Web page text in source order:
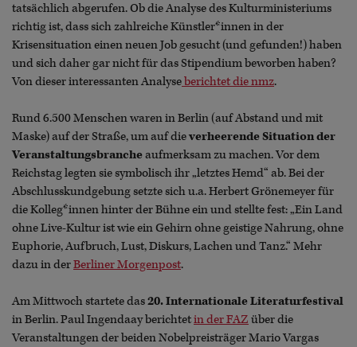
tatsächlich abgerufen. Ob die Analyse des Kulturministeriums
richtig ist, dass sich zahlreiche Künstler*innen in der
Krisensituation einen neuen Job gesucht (und gefunden!) haben
und sich daher gar nicht für das Stipendium beworben haben?
Von dieser interessanten Analyseberichtet die nmz.
Rund 6.500 Menschen waren in Berlin (auf Abstand und mit
Maske) auf der Straße, um auf dieverheerende Situation der
Veranstaltungsbrancheaufmerksam zu machen. Vor dem
Reichstag legten sie symbolisch ihr „letztes Hemd“ ab. Bei der
Abschlusskundgebung setzte sich u.a. Herbert Grönemeyer für
die Kolleg*innen hinter der Bühne ein und stellte fest: „Ein Land
ohne Live-Kultur ist wie ein Gehirn ohne geistige Nahrung, ohne
Euphorie, Aufbruch, Lust, Diskurs, Lachen und Tanz.“ Mehr
dazu in derBerliner Morgenpost.
Am Mittwoch startete das20. Internationale Literaturfestival
in Berlin. Paul Ingendaay berichtetin derFAZ über die
Veranstaltungen der beiden Nobelpreisträger Mario Vargas